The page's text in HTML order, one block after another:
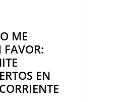
ME
FAVOR:
EN